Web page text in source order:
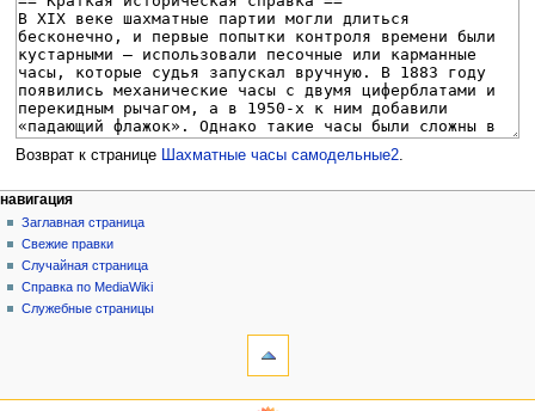
Возврат к странице Шахматные часы самодельные2.
Н
а
в
и
действия на странице
статья
обсуждение
читать
просмотр
кода
персональные инструменты
создать
учётную
запись
войти
навигация
Заглавная страница
Свежие правки
Случайная страница
Справка по MediaWiki
Служебные страницы
навигация